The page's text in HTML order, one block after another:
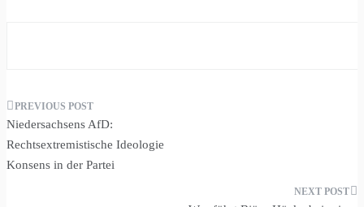
Beitragsnavigation
Niedersachsens AfD:
Rechtsextremistische Ideologie
Konsens in der Partei